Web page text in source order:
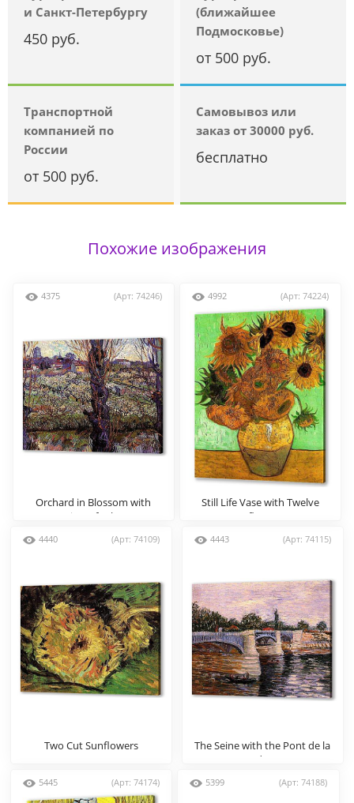
и Санкт-Петербургу
450 руб.
(ближайшее
Подмосковье)
от 500 руб.
Транспортной
компанией по
России
от 500 руб.
Самовывоз или
заказ от 30000 руб.
бесплатно
Похожие изображения
4375 (Арт: 74246)
Orchard in Blossom with
View of Arles
4992 (Арт: 74224)
Still Life Vase with Twelve
Sunflowers 2
4440 (Арт: 74109)
Two Cut Sunflowers
4443 (Арт: 74115)
The Seine with the Pont de la
Grande Jette
5445 (Арт: 74174) 5399 (Арт: 74188)